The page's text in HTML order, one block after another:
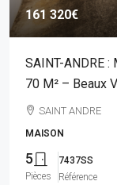
161 320€
SAINT-ANDRE
70 M² – Beaux
SAINT ANDRE
MAISON
5
Pièces
7437SS
Référence